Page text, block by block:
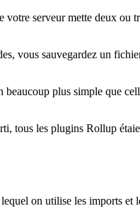
serveur mette deux ou
vous sauvegardez un
plus simple que
tous les plugins Rollup
on utilise les imports et